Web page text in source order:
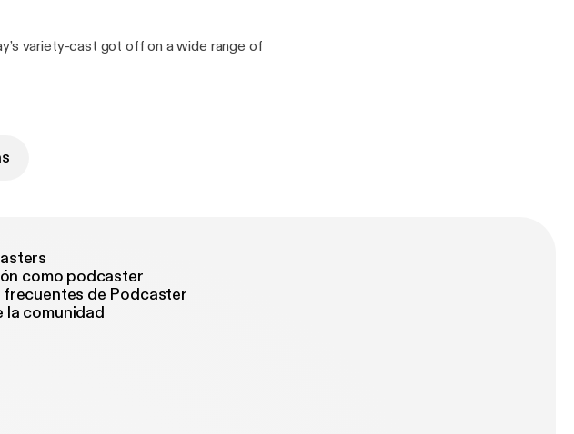
variety-cast got off on a wide range of
como podcaster
frecuentes de Podcaster
la comunidad